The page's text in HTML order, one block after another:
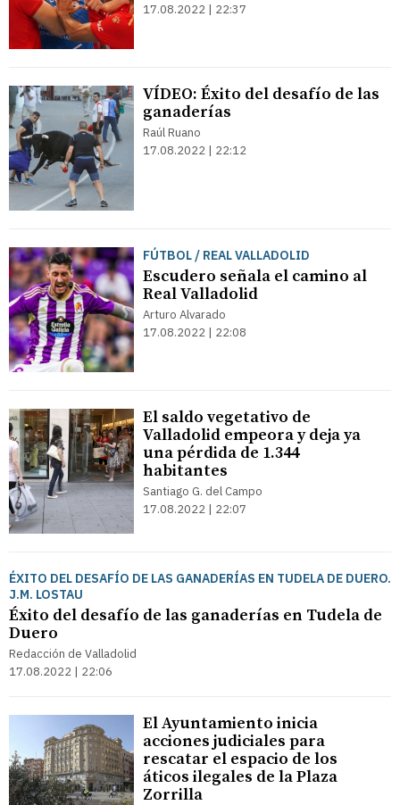
17.08.2022 | 22:37
VÍDEO: Éxito del desafío de las
ganaderías
Raúl Ruano
17.08.2022 | 22:12
FÚTBOL / REAL VALLADOLID
Escudero señala el camino al
Real Valladolid
Arturo Alvarado
17.08.2022 | 22:08
El saldo vegetativo de
Valladolid empeora y deja ya
una pérdida de 1.344
habitantes
Santiago G. del Campo
17.08.2022 | 22:07
ÉXITO DEL DESAFÍO DE LAS GANADERÍAS EN TUDELA DE DUERO.
J.M. LOSTAU
Éxito del desafío de las ganaderías en Tudela de
Duero
Redacción de Valladolid
17.08.2022 | 22:06
El Ayuntamiento inicia
acciones judiciales para
rescatar el espacio de los
áticos ilegales de la Plaza
Zorrilla